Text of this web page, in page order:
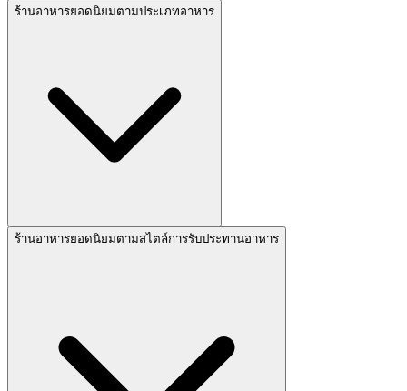
ร้านอาหารยอดนิยมตามประเภทอาหาร
ร้านอาหารยอดนิยมตามสไตล์การรับประทานอาหาร